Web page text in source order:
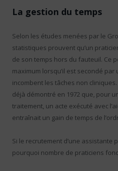
La gestion du temps
Selon les études menées par le
statistiques prouvent qu’un
de son temps hors du fauteuil. Ce
maximum lorsqu’il est secondé
incombent les tâches non
déjà démontré en 1972 que, pour
traitement, un acte exécuté avec
entraînait un gain de temps de
Si le recrutement d’une assistante
pourquoi nombre de praticiens